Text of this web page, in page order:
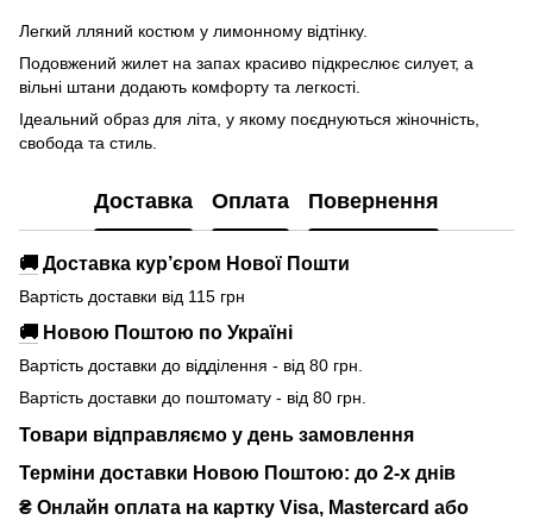
Легкий лляний костюм у лимонному відтінку.
Подовжений жилет на запах красиво підкреслює силует, а
вільні штани додають комфорту та легкості.
Ідеальний образ для літа, у якому поєднуються жіночність,
свобода та стиль.
Доставка Оплата Повернення
🚚 Доставка кур’єром Нової Пошти
Вартість доставки від 115 грн
🚚 Новою Поштою по Україні
Вартість доставки до відділення - від 80 грн.
Вартість доставки до поштомату - від 80 грн.
Товари відправляємо у день замовлення
Терміни доставки Новою Поштою: до 2-х днів
₴ Онлайн оплата на картку Visa, Mastercard або